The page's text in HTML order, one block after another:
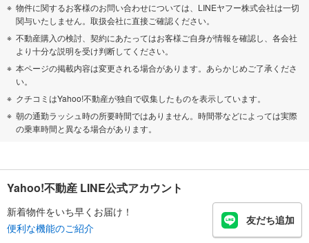
物件に関するお客様のお問い合わせについては、LINEヤフー株式会社は一切
関与いたしません。取扱会社に直接ご確認ください。
不動産購入の検討、契約にあたってはお客様ご自身が情報を確認し、各会社
より十分な説明を受け判断してください。
本ページの掲載内容は変更される場合があります。あらかじめご了承くださ
い。
クチコミはYahoo!不動産が独自で収集したものを表示しています。
朝の通勤ラッシュ時の所要時間ではありません。時間帯などによっては実際
の乗車時間と異なる場合があります。
Yahoo!不動産 LINE公式アカウント
新着物件をいち早くお届け！
便利な機能のご紹介
友だち追加